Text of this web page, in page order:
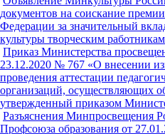
документов на соискание
Федерации за значительный
культуры творческим
Приказ Министерства
23.12.2020 № 767 «О внесении
проведения аттестации
организаций, осуществляющих
утвержденный приказом
Разъяснения Минпросвещения
Профсоюза образования от